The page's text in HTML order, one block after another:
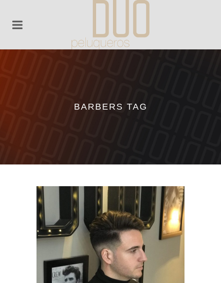
BARBERS TAG